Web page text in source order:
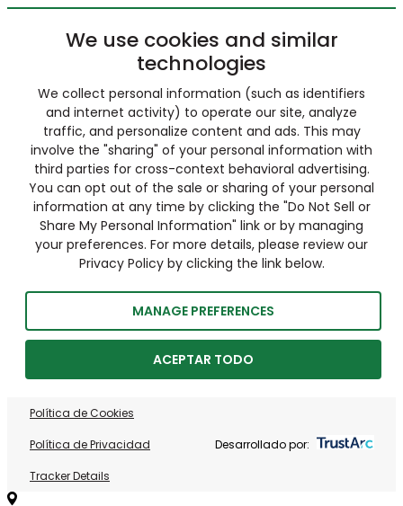
We use cookies and similar
technologies
We collect personal information (such as identifiers
and internet activity) to operate our site, analyze
traffic, and personalize content and ads. This may
involve the "sharing" of your personal information with
third parties for cross-context behavioral advertising.
You can opt out of the sale or sharing of your personal
information at any time by clicking the "Do Not Sell or
Share My Personal Information" link or by managing
your preferences. For more details, please review our
Privacy Policy by clicking the link below.
MANAGE PREFERENCES
ACEPTAR TODO
Política de Cookies
Política de Privacidad
Tracker Details
Desarrollado por: